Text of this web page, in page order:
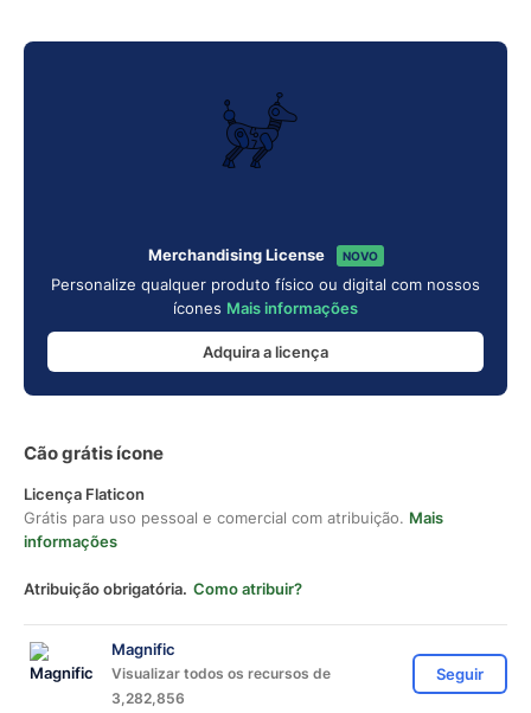
Merchandising License NOVO
Personalize qualquer produto físico ou digital com nossos
ícones Mais informações
Adquira a licença
Cão grátis ícone
Licença Flaticon
Grátis para uso pessoal e comercial com atribuição. Mais
informações
Atribuição obrigatória. Como atribuir?
Magnific
Visualizar todos os recursos de
3,282,856
Seguir